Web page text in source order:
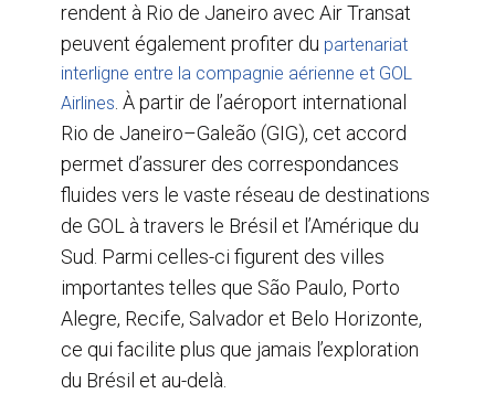
rendent à Rio de Janeiro avec Air Transat
peuvent également profiter du partenariat
interligne entre la compagnie aérienne et GOL
Airlines. À partir de l’aéroport international
Rio de Janeiro–Galeão (GIG), cet accord
permet d’assurer des correspondances
fluides vers le vaste réseau de destinations
de GOL à travers le Brésil et l’Amérique du
Sud. Parmi celles-ci figurent des villes
importantes telles que São Paulo, Porto
Alegre, Recife, Salvador et Belo Horizonte,
ce qui facilite plus que jamais l’exploration
du Brésil et au-delà.